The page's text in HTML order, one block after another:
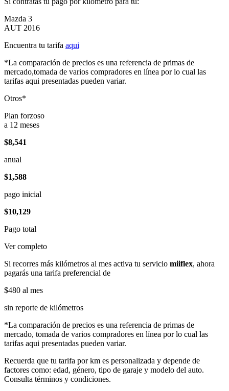
Mazda 3
AUT 2016
Encuentra tu tarifa aqui
*La comparación de precios es una referencia de primas de
mercado,tomada de varios compradores en línea por lo cual las
tarifas aqui presentadas pueden variar.
Otros*
Plan forzoso
a 12 meses
$8,541
anual
$1,588
pago inicial
$10,129
Pago total
Ver completo
Si recorres más kilómetros al mes activa tu servicio miiflex, ahora
pagarás una tarifa preferencial de
$480 al mes
sin reporte de kilómetros
*La comparación de precios es una referencia de primas de
mercado, tomada de varios compradores en línea por lo cual las
tarifas aqui presentadas pueden variar.
Recuerda que tu tarifa por km es personalizada y depende de
factores como: edad, género, tipo de garaje y modelo del auto.
Consulta términos y condiciones.